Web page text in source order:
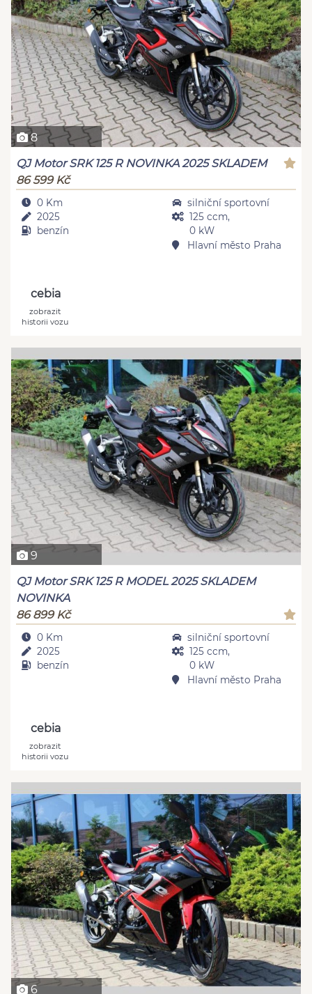
8
QJ Motor SRK 125 R NOVINKA 2025 SKLADEM
86 599 Kč
0 Km
2025
benzín
silniční sportovní
125 ccm,
0 kW
Hlavní město Praha
cebia
zobrazit
historii vozu
9
QJ Motor SRK 125 R MODEL 2025 SKLADEM
NOVINKA
86 899 Kč
0 Km
2025
benzín
silniční sportovní
125 ccm,
0 kW
Hlavní město Praha
cebia
zobrazit
historii vozu
6